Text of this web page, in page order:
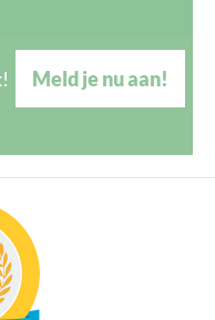
Meld je nu aan!